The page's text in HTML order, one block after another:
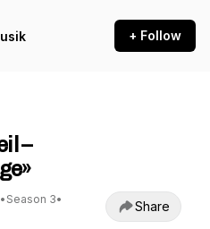
+ Follow
–
• Season 3•
Share